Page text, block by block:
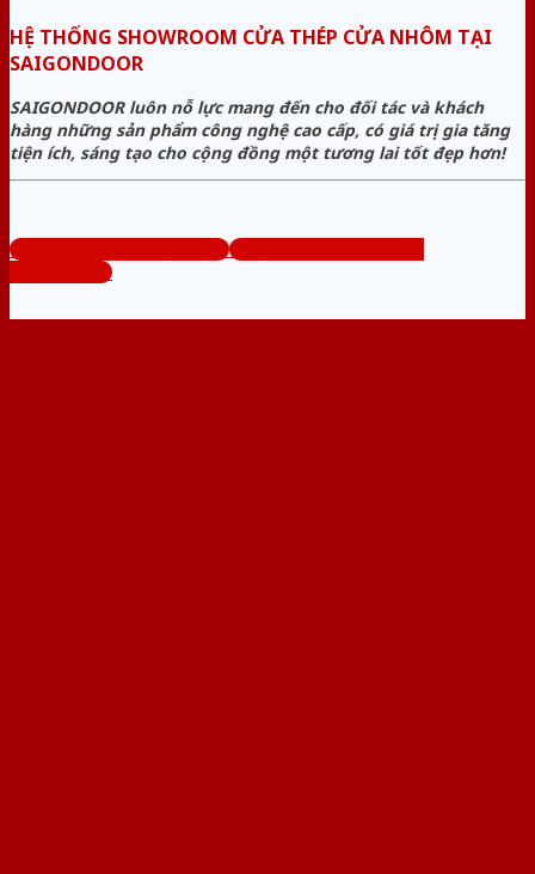
HỆ THỐNG SHOWROOM CỬA THÉP CỬA NHÔM TẠI
SAIGONDOOR
SAIGONDOOR luôn nỗ lực mang đến cho đối tác và khách
hàng những sản phẩm công nghệ cao cấp, có giá trị gia tăng
tiện ích, sáng tạo cho cộng đồng một tương lai tốt đẹp hơn!
www.cuathepcuanhom.com
Tổng đài tư vấn miễn phí:
0824.400.400